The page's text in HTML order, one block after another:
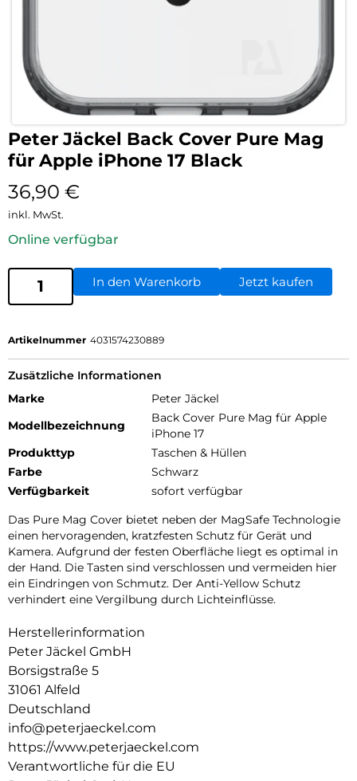
Peter Jäckel Back Cover Pure Mag
für Apple iPhone 17 Black
36,90 €
inkl. MwSt.
Online verfügbar
In den Warenkorb Jetzt kaufen
Artikelnummer 4031574230889
Zusätzliche Informationen
Marke
Peter Jäckel
Modellbezeichnung
Back Cover Pure Mag für Apple
iPhone 17
Produkttyp
Taschen & Hüllen
Farbe
Schwarz
Verfügbarkeit
sofort verfügbar
Das Pure Mag Cover bietet neben der MagSafe Technologie
einen hervoragenden, kratzfesten Schutz für Gerät und
Kamera. Aufgrund der festen Oberfläche liegt es optimal in
der Hand. Die Tasten sind verschlossen und vermeiden hier
ein Eindringen von Schmutz. Der Anti-Yellow Schutz
verhindert eine Vergilbung durch Lichteinflüsse.
Herstellerinformation
Peter Jäckel GmbH
Borsigstraße 5
31061 Alfeld
Deutschland
info@peterjaeckel.com
https://www.peterjaeckel.com
Verantwortliche für die EU